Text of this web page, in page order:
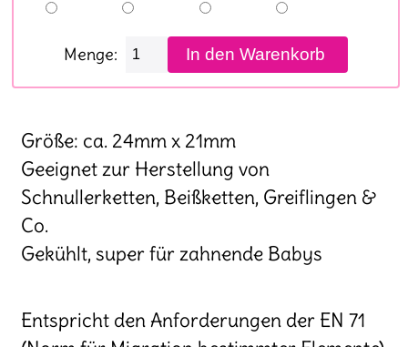
Menge:
Größe: ca. 24mm x 21mm
Geeignet zur Herstellung von
Schnullerketten, Beißketten, Greiflingen &
Co.
Gekühlt, super für zahnende Babys
Entspricht den Anforderungen der EN 71